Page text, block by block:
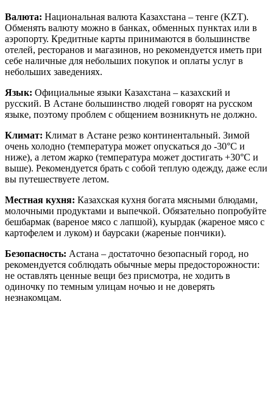
Валюта: Национальная валюта Казахстана – тенге (KZT).
Обменять валюту можно в банках, обменных пунктах или в
аэропорту. Кредитные карты принимаются в большинстве
отелей, ресторанов и магазинов, но рекомендуется иметь при
себе наличные для небольших покупок и оплаты услуг в
небольших заведениях.
Язык: Официальные языки Казахстана – казахский и
русский. В Астане большинство людей говорят на русском
языке, поэтому проблем с общением возникнуть не должно.
Климат: Климат в Астане резко континентальный. Зимой
очень холодно (температура может опускаться до -30°C и
ниже), а летом жарко (температура может достигать +30°C и
выше). Рекомендуется брать с собой теплую одежду, даже если
вы путешествуете летом.
Местная кухня: Казахская кухня богата мясными блюдами,
молочными продуктами и выпечкой. Обязательно попробуйте
бешбармак (вареное мясо с лапшой), куырдак (жареное мясо с
картофелем и луком) и баурсаки (жареные пончики).
Безопасность: Астана – достаточно безопасный город, но
рекомендуется соблюдать обычные меры предосторожности:
не оставлять ценные вещи без присмотра, не ходить в
одиночку по темным улицам ночью и не доверять
незнакомцам.